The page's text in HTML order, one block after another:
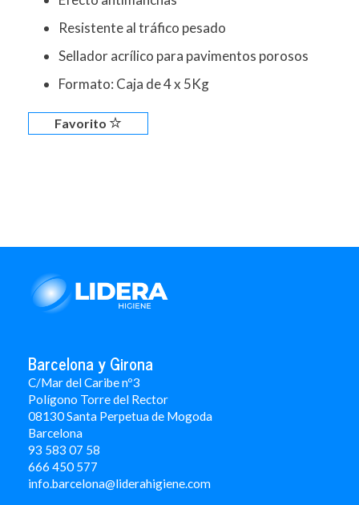
Resistente al tráfico pesado
Sellador acrílico para pavimentos porosos
Formato: Caja de 4 x 5Kg
Favorito
Barcelona y Girona
C/Mar del Caribe nº3
Polígono Torre del Rector
08130 Santa Perpetua de Mogoda
Barcelona
93 583 07 58
666 450 577
info.barcelona@liderahigiene.com